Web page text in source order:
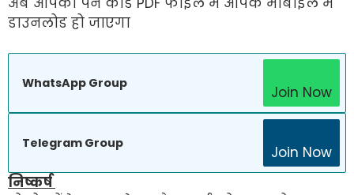
डाउनलोड हो जाएगा
WhatsApp Group
Join Now
Telegram Group
Join Now
निष्कर्ष